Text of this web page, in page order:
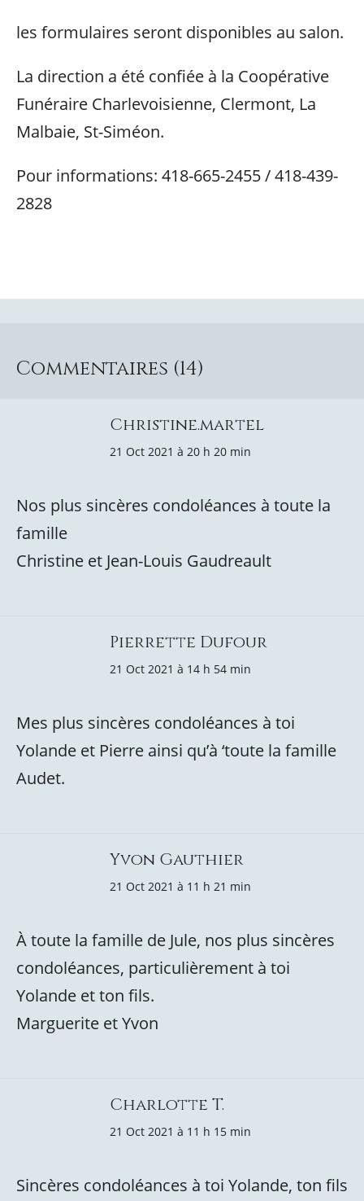
les formulaires seront disponibles au salon.
La direction a été confiée à la Coopérative
Funéraire Charlevoisienne, Clermont, La
Malbaie, St-Siméon.
Pour informations: 418-665-2455 / 418-439-
2828
Commentaires (14)
Christine.martel
21 Oct 2021 à 20 h 20 min
Nos plus sincères condoléances à toute la
famille
Christine et Jean-Louis Gaudreault
Pierrette Dufour
21 Oct 2021 à 14 h 54 min
Mes plus sincères condoléances à toi
Yolande et Pierre ainsi qu’à ‘toute la famille
Audet.
Yvon Gauthier
21 Oct 2021 à 11 h 21 min
À toute la famille de Jule, nos plus sincères
condoléances, particulièrement à toi
Yolande et ton fils.
Marguerite et Yvon
Charlotte T.
21 Oct 2021 à 11 h 15 min
Sincères condoléances à toi Yolande, ton fils